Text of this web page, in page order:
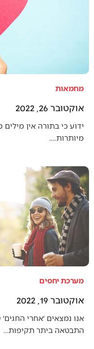
מחמאות
אוקטובר 26, 2022
ידוע כי בתורה אין
מיותרות.…
מערכת יחסים
אוקטובר 19, 2022
אנו נמצאים ׳אחרי
התבטאה ביתר תקיפות…